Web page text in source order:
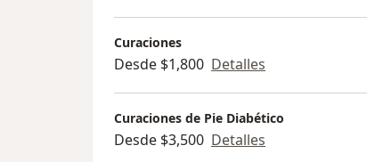
Curaciones
Desde $1,800 Detalles
Curaciones de Pie Diabético
Desde $3,500 Detalles